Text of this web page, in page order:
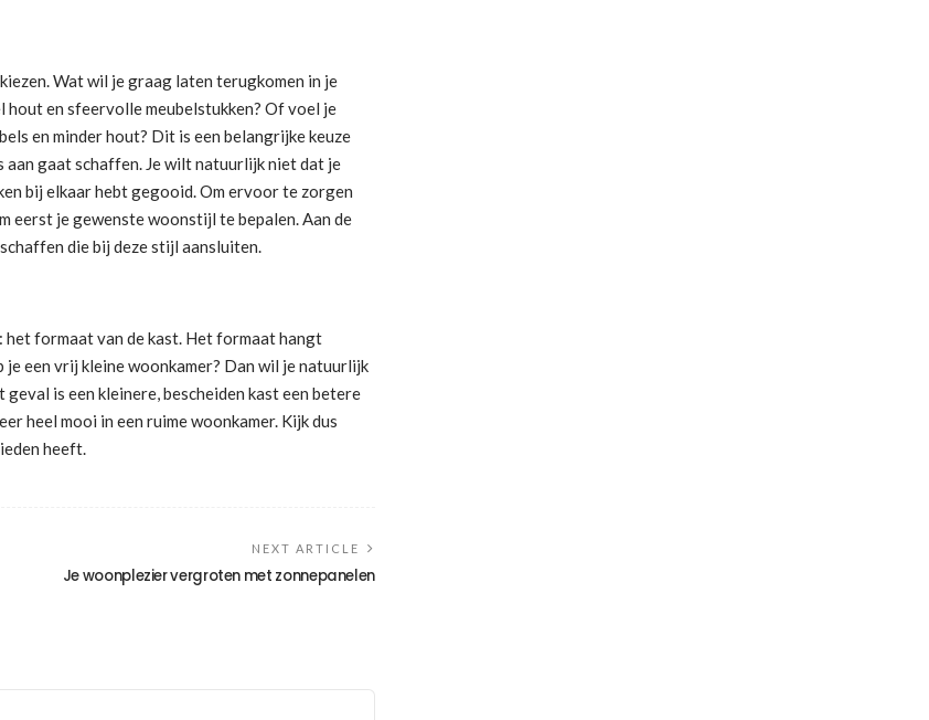
Wat wil je graag laten terugkomen in je
hout en sfeervolle meubelstukken? Of voel je
en minder hout? Dit is een belangrijke keuze
aan gaat schaffen. Je wilt natuurlijk niet dat je
bij elkaar hebt gegooid. Om ervoor te zorgen
eerst je gewenste woonstijl te bepalen. Aan de
die bij deze stijl aansluiten.
formaat van de kast. Het formaat hangt
een vrij kleine woonkamer? Dan wil je natuurlijk
is een kleinere, bescheiden kast een betere
heel mooi in een ruime woonkamer. Kijk dus
heeft.
NEXT ARTICLE
Je woonplezier vergroten met zonnepanelen